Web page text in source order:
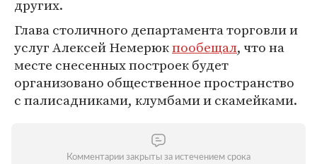
других.
Глава столичного департамента торговли и
услуг Алексей Немерюкпообещал, что на
месте снесенных построек будет
организовано общественное пространство
с палисадниками, клумбами и скамейками.
Комментарии закрыты за истечением срока